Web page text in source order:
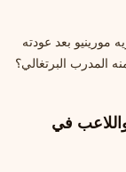
بعد عودته
المدرب البرتغالي؟
في